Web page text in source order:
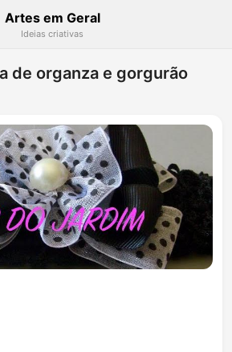
Artes em Geral
Ideias criativas
de organza e gorgurão